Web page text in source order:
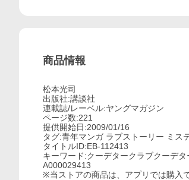
商品情報
松本光司
出版社:講談社
連載誌/レーベル:ヤングマガジン
ページ数:221
提供開始日:2009/01/16
タグ:青年マンガ ラブストーリー ミス
タイトルID:EB-112413
キーワード:クーデタークラブクーデ
A000029413
※当ストアの商品は、アプリでは購入